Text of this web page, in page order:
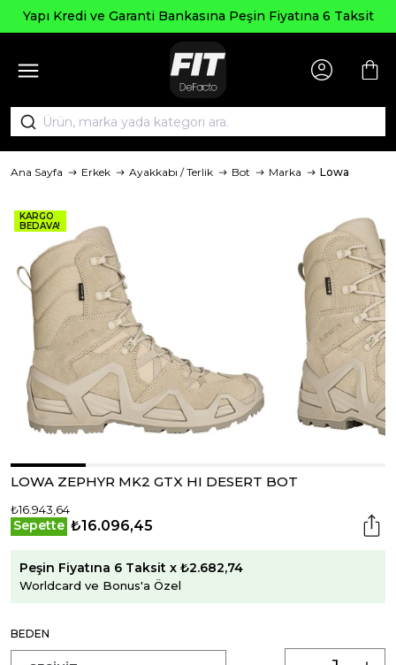
Kredi ve Garanti Bankasına Peşin Fiyatına 6 Taksit
Ana Sayfa Erkek Ayakkabı / Terlik Bot Marka Lowa
KARGO
BEDAVA!
LOWA ZEPHYR MK2 GTX HI DESERT BOT
₺16.943,64
Sepette ₺16.096,45
Peşin Fiyatına 6 Taksit x ₺2.682,74
Worldcard ve Bonus'a Özel
BEDEN